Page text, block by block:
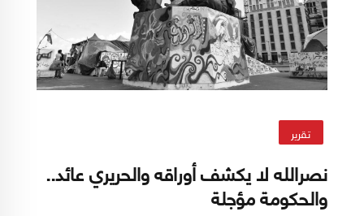
تقرير
نصرالله لا يكشف أوراقه والحريري عائد..
والحكومة مؤجلة